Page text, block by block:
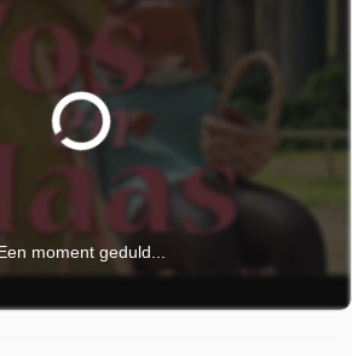
moment geduld...